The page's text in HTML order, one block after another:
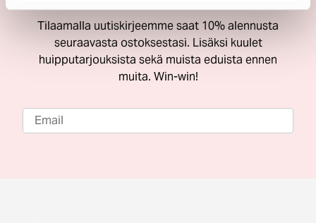
Tilaamalla uutiskirjeemme saat 10% alennusta
seuraavasta ostoksestasi. Lisäksi kuulet
huipputarjouksista sekä muista eduista ennen
muita. Win-win!